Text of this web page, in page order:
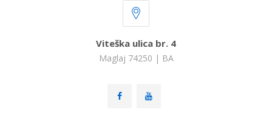
Viteška ulica br. 4
Maglaj 74250 | BA